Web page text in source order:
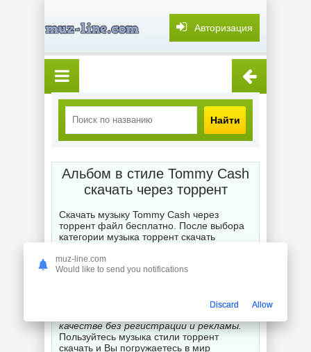
Авторизация
Найти
Альбом в стиле Tommy Cash
скачать через торрент
Скачать музыку Tommy Cash через
торрент файл бесплатно. После выбора
категории музыка торрент скачать
глубокого и точного поиска или подбора
жанра любимой композиции, альбома,
скачать новинки Tommy Cash
качестве без регистрации и рекламы.
Пользуйтесь музыка стили торрент
скачать и Вы погружаетесь в мир
muz-line.com
Would like to send you notifications
Discard Allow